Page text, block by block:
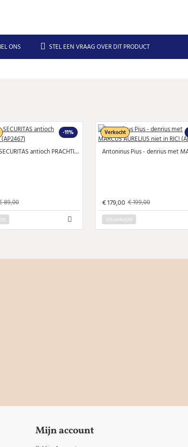
ONS STEL EEN VRAAG OVER DIT PRODUCT
-11%
Helena - SECURITAS antioch PRACHTIG! (AP2467)
89,00
Verkocht
€ 179,00 € 199,00
Uitverkocht
Mijn account